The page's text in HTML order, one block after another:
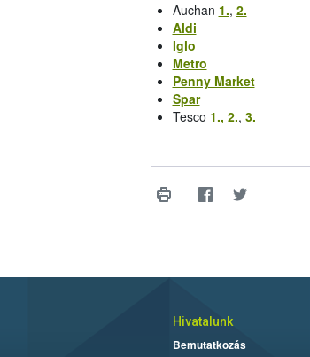
Auchan 1., 2.
Aldi
Iglo
Metro
Penny Market
Spar
Tesco 1., 2., 3.
Hivatalunk
Bemutatkozás